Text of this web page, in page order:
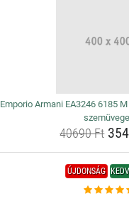
Emporio Armani EA3246 6185
40690 Ft
ÚJDONSÁG